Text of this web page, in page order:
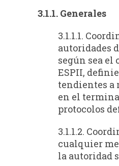
3.1.1. Generales
3.1.1.1.
autoridades
según sea el
ESPII,
tendientes
en el
protocolos
3.1.1.2.
cualquier
la autoridad